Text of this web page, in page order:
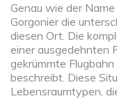
Genau wie der
Gorgonier die
diesen Ort. Die
einer ausgedehnten
gekrümmte
beschreibt. Diese
Lebensraumtypen,